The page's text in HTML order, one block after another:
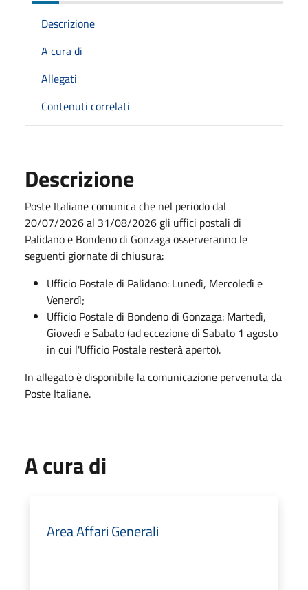
Descrizione
A cura di
Allegati
Contenuti correlati
Descrizione
Poste Italiane comunica che nel periodo dal
20/07/2026 al 31/08/2026 gli uffici postali di
Palidano e Bondeno di Gonzaga osserveranno le
seguenti giornate di chiusura:
Ufficio Postale di Palidano: Lunedì, Mercoledì e
Venerdì;
Ufficio Postale di Bondeno di Gonzaga: Martedì,
Giovedì e Sabato (ad eccezione di Sabato 1 agosto
in cui l'Ufficio Postale resterà aperto).
In allegato è disponibile la comunicazione pervenuta da
Poste Italiane.
A cura di
Area Affari Generali